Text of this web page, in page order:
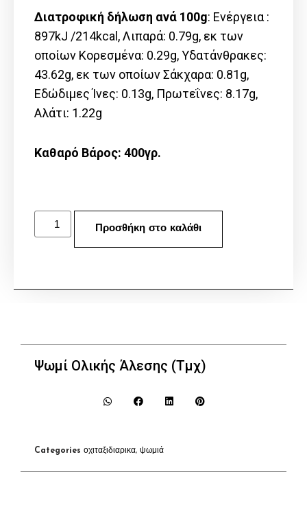
Διατροφική δήλωση ανά 100g: Ενέργεια :
897kJ /214kcal, Λιπαρά: 0.79g, εκ των
οποίων Kορεσμένα: 0.29g, Υδατάνθρακες:
43.62g, εκ των οποίων Σάκχαρα: 0.81g,
Εδώδιμες Ίνες: 0.13g, Πρωτεΐνες: 8.17g,
Αλάτι: 1.22g
Καθαρό Βάρος: 400γρ.
Προσθήκη στο καλάθι
Ψωμί Ολικής Άλεσης (Τμχ)
Categories οχιταξιδιαρικα, ψωμιά